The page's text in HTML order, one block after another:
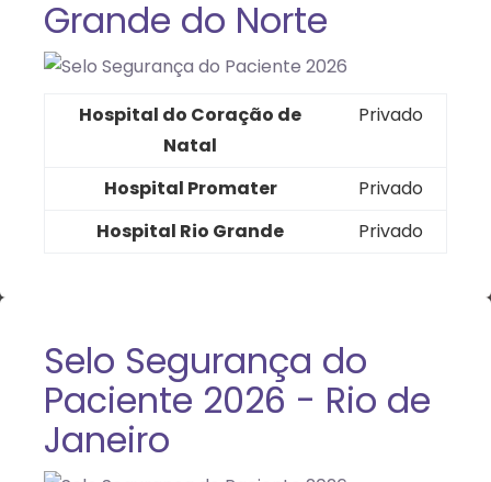
Grande do Norte
Hospital do Coração de
Natal
Privado
Hospital Promater
Privado
Hospital Rio Grande
Privado
Selo Segurança do
Paciente 2026 - Rio de
Janeiro